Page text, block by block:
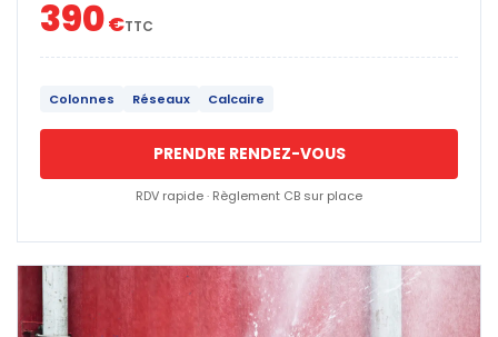
390€TTC
Colonnes Réseaux Calcaire
PRENDRE RENDEZ-VOUS
RDV rapide · Règlement CB sur place